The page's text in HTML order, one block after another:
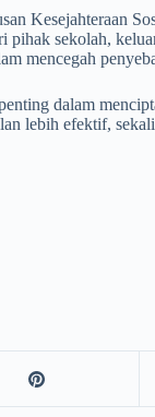
Kesejahteraan
pihak sekolah,
mencegah
dalam
lebih efektif,